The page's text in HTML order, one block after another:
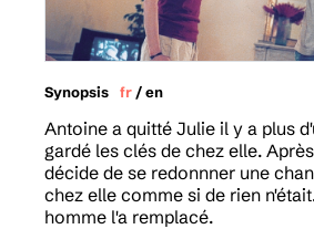
Synopsis fr/en
Antoine a quitté Julie il y a plus
gardé les clés de chez elle.
décide de se redonnner une
chez elle comme si de rien
homme l'a remplacé.